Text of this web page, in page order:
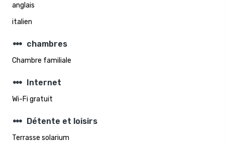
anglais
italien
steppers chambres
Chambre familiale
steppers Internet
Wi-Fi gratuit
steppers Détente et loisirs
Terrasse solarium